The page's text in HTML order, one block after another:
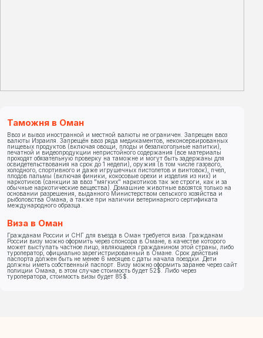
Таможня в Оман
Ввоз и вывоз иностранной и местной валюты не ограничен. Запрещен ввоз
валюты Израиля. Запрещён ввоз ряда медикаментов, неконсервированных
пищевых продуктов (включая овощи, плоды и безалкогольные напитки),
печатной и видеопродукции непристойного содержания (все материалы
проходят обязательную проверку на таможне и могут быть задержаны для
освидетельствования на срок до 1 недели), оружия (в том числе газового,
холодного, спортивного и даже игрушечных пистолетов и винтовок), пчел,
плодов пальмы (включая финики, кокосовые орехи и изделия из них) и
наркотиков (санкции за ввоз "мягких" наркотиков так же строги, как и за
обычные наркотические вещества). Домашние животные ввозятся только на
основании разрешения, выданного Министерством сельского хозяйства и
рыболовства Омана, а также при наличии ветеринарного сертификата
международного образца.
Виза в Оман
Гражданам России и СНГ для въезда в Оман требуется виза. Гражданам
России визу можно оформить через спонсора в Омане, в качестве которого
может выступать частное лицо, являющееся гражданином этой страны, либо
туроператор, официально зарегистрированный в Омане. Срок действия
паспорта должен быть не менее 6 месяцев с даты начала поездки. Дети
должны иметь собственный паспорт. Визу можно оформить заранее через сайт
полиции Омана, в этом случае стоимость будет 52$. Либо через
туроператора, стоимость визы будет 85$.